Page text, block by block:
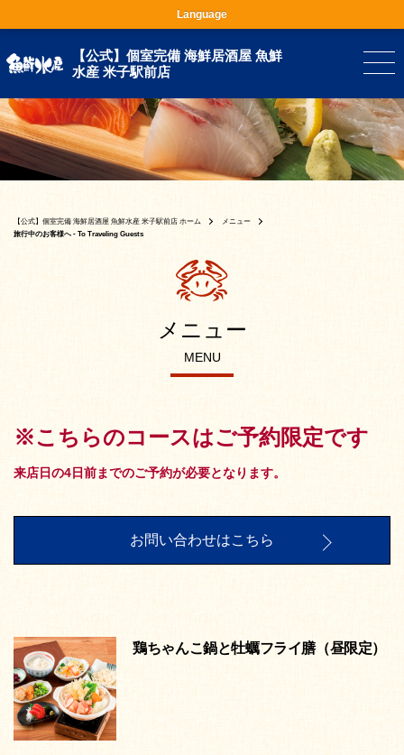
【公式】個室完備 海鮮居酒屋 魚鮮
水産 米子駅前店
【公式】個室完備 海鮮居酒屋 魚鮮水産 米子駅前店 ホーム
メニュー
旅行中のお客様へ - To Traveling Guests
メニュー
MENU
※こちらのコースはご予約限定です
来店日の4日前までのご予約が必要となります。
お問い合わせはこちら
鶏ちゃんこ鍋と牡蠣フライ膳（昼限定）
Language